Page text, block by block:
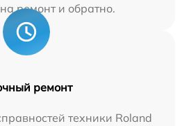
ремонт и обратно.
ремонт
техники Roland